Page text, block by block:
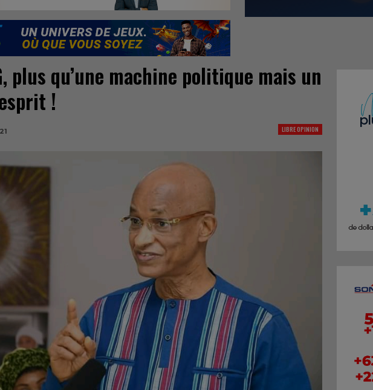
plus qu’une machine politique mais un
!
LIBRE OPINION